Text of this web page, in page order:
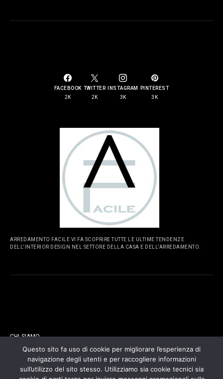
FACEBOOK
2K
TWITTER
2K
INSTAGRAM
3K
PINTEREST
3K
ARREDAMENTO FACILE VI FA SCOPRIRE TUTTE LE ULTIME TENDENZE
DELL'INTERIOR DESIGN NEL SETTORE DELLA CASA E DELL'ARREDAMENTO.
CHI SIAMO
CONTATTI
Questo sito fa uso di cookie per migliorare l’esperienza di
navigazione degli utenti e per raccogliere informazioni
sull’utilizzo del sito stesso. Utilizziamo sia cookie tecnici sia